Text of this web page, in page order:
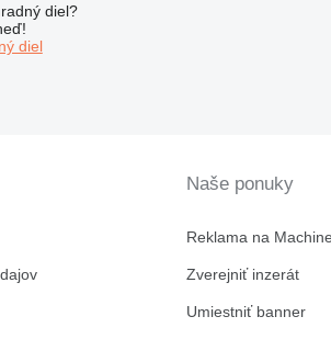
diel?
diel
Naše ponuky
Reklama na
Zverejniť inzerát
Umiestniť banner